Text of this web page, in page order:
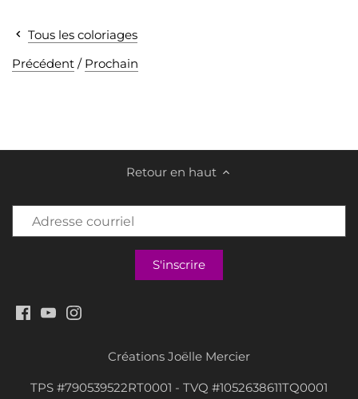
Tous les coloriages
Précédent / Prochain
Retour en haut
Créations Joëlle Mercier
TPS #790539522RT0001 - TVQ #1052638611TQ0001